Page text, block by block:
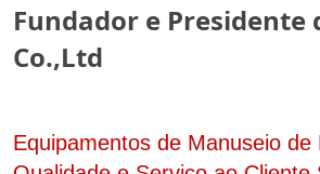
Fundador e Presidente
Co.,Ltd
Equipamentos de Manuseio de